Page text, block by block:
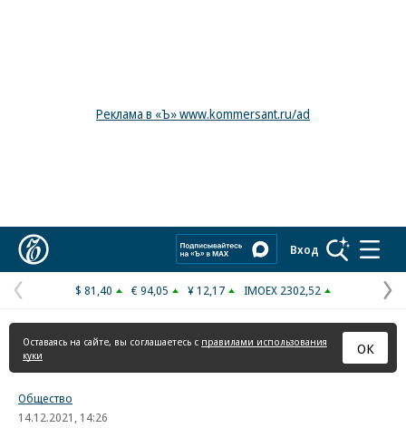
Реклама в «Ъ» www.kommersant.ru/ad
Вход
Предыдущая
страница
$ 81,40 € 94,05 ¥ 12,17 IMOEX 2302,52
Оставаясь на сайте, вы соглашаетесь с правилами использования
куки
ОК
Общество
14.12.2021, 14:26